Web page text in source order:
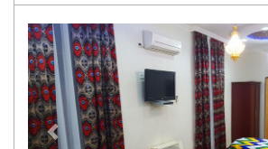
Previous